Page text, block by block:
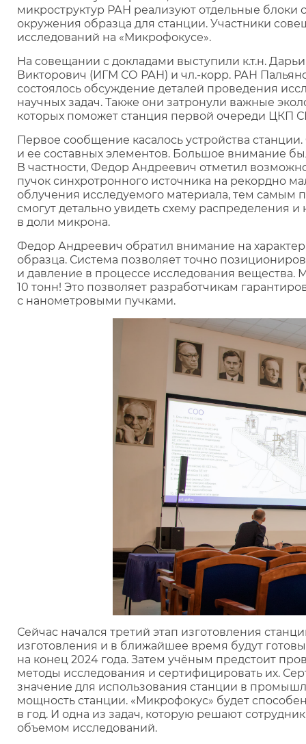
микроструктур РАН реализуют отдельные
окружения образца для станции. Участники
исследований на «Микрофокусе».
На совещании с докладами выступили к.т.н.
Викторович (ИГМ СО РАН) и чл.-корр. РАН
состоялось обсуждение деталей проведения
научных задач. Также они затронули важные
которых поможет станция первой очереди ЦКП
Первое сообщение касалось устройства
и ее составных элементов. Большое внимание
В частности, Федор Андреевич отметил
пучок синхротронного источника на рекордно
облучения исследуемого материала, тем самым
смогут детально увидеть схему распределения
в доли микрона.
Федор Андреевич обратил внимание на
образца. Система позволяет точно
и давление в процессе исследования
10 тонн! Это позволяет разработчикам
с нанометровыми пучками.
Сейчас начался третий этап изготовления
изготовления и в ближайшее время будут
на конец 2024 года. Затем учёным предстоит
методы исследования и сертифицировать их.
значение для использования станции в
мощность станции. «Микрофокус» будет
в год. И одна из задач, которую решают
объемом исследований.